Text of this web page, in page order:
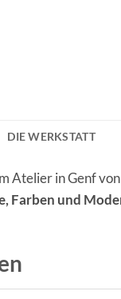
DIE WERKSTATT
Atelier in Genf
Farben und